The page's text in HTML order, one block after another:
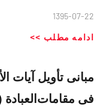
1395-07-22
ادامه مطلب >>
مبانی تأویل آیات
فی